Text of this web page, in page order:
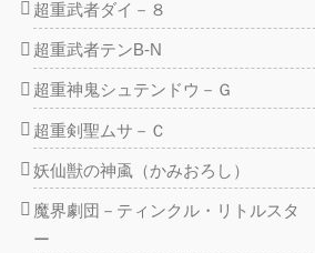
超重武者ダイ－８
超重武者テンB-N
超重神鬼シュテンドウ－Ｇ
超重剣聖ムサ－Ｃ
妖仙獣の神颪（かみおろし）
魔界劇団－ティンクル・リトルスタ
ー